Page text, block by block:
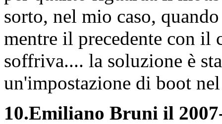
sorto, nel mio caso,
mentre il precedente con il
soffriva.... la soluzione è
un'impostazione di boot
10.Emiliano Bruni il